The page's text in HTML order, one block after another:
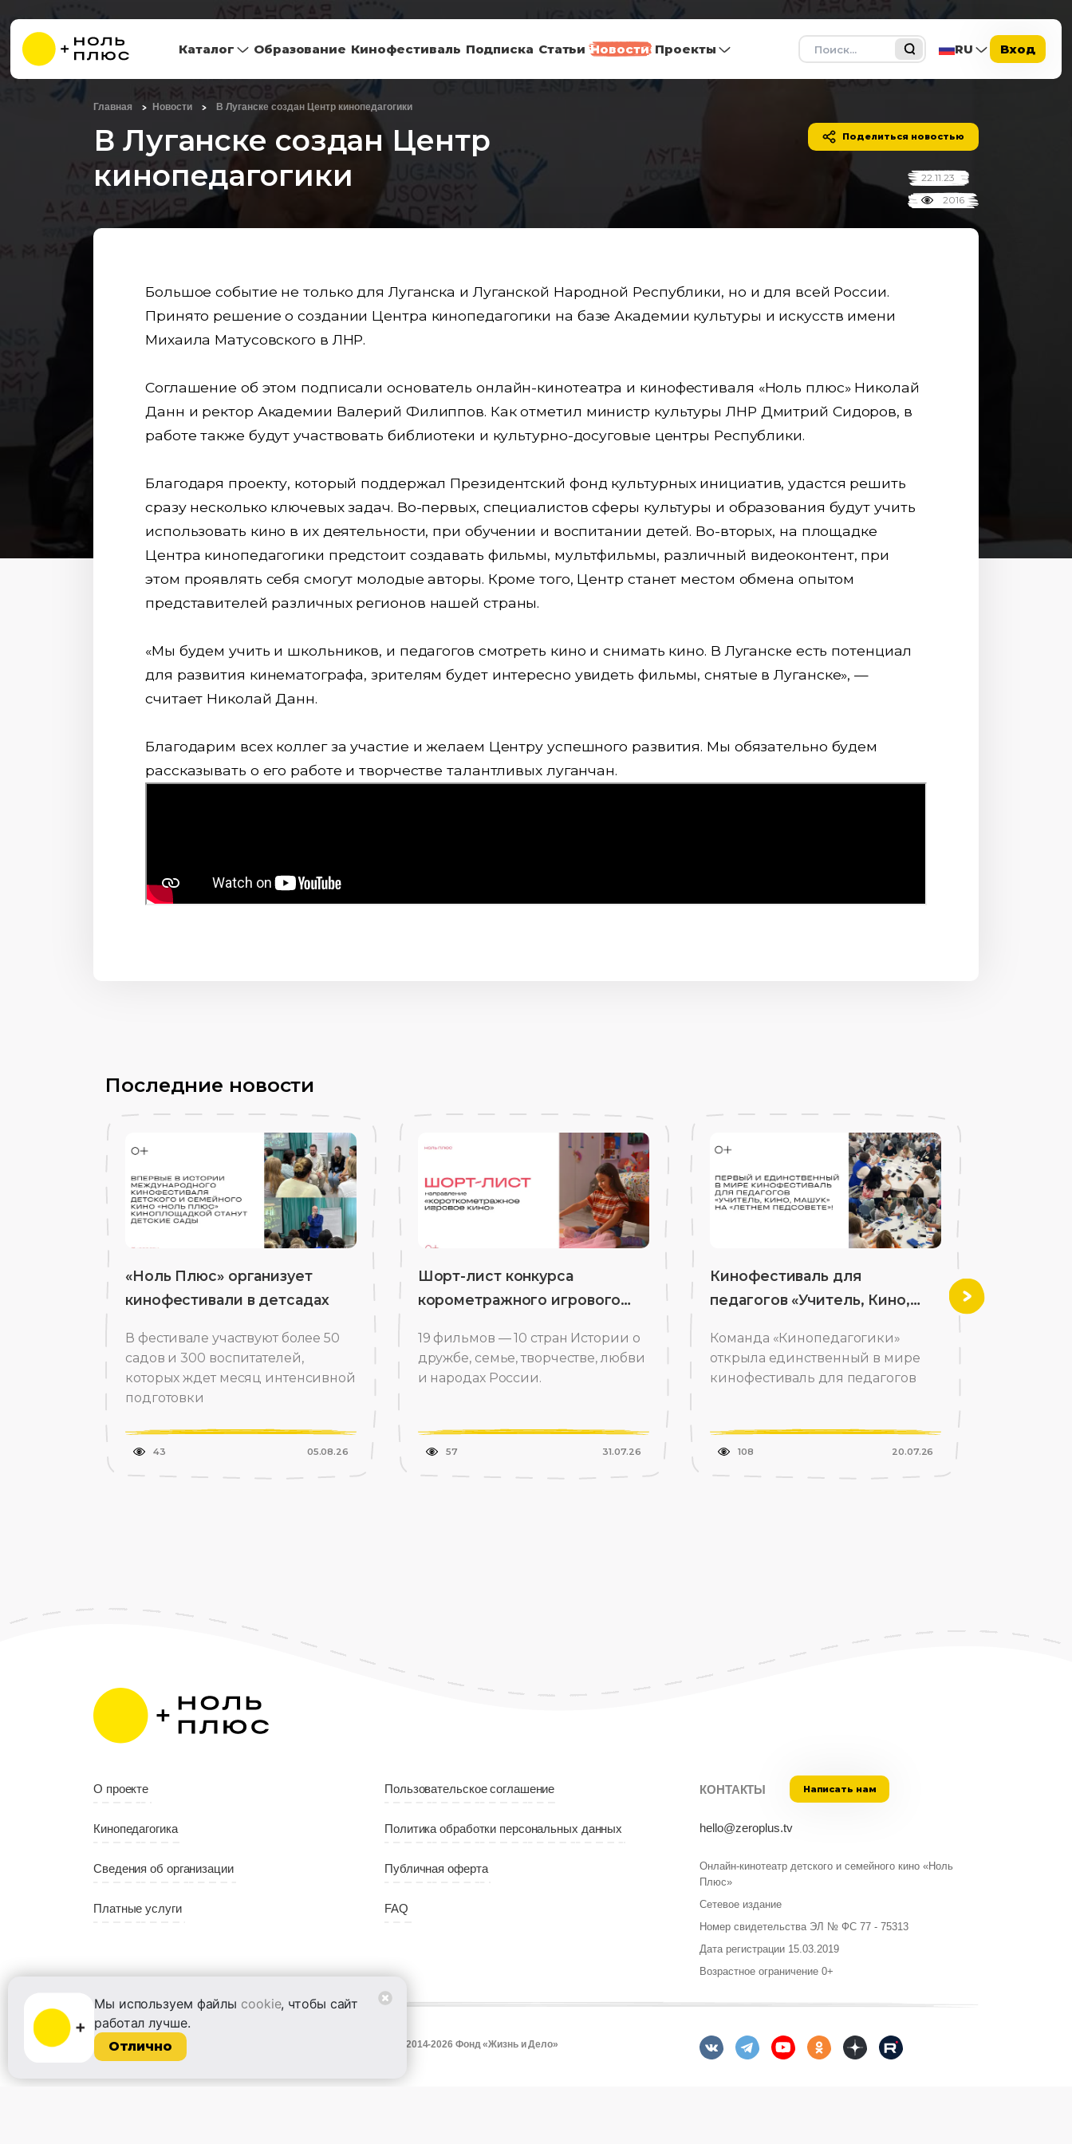
Мы используем файлы cookie, чтобы сайт
работал лучше.
Отлично
Каталог Образование Кинофестиваль Подписка Статьи Новости Проекты Поиск RU Вход
Главная Новости В Луганске создан Центр кинопедагогики
В Луганске создан Центр
кинопедагогики
Поделиться новостью
22.11.23
2016
Большое событие не только для Луганска и Луганской Народной Республики, но и для всей России.
Принято решение о создании Центра кинопедагогики на базе Академии культуры и искусств имени
Михаила Матусовского в ЛНР.
Соглашение об этом подписали основатель онлайн-кинотеатра и кинофестиваля «Ноль плюс» Николай
Данн и ректор Академии Валерий Филиппов. Как отметил министр культуры ЛНР Дмитрий Сидоров, в
работе также будут участвовать библиотеки и культурно-досуговые центры Республики.
Благодаря проекту, который поддержал Президентский фонд культурных инициатив, удастся решить
сразу несколько ключевых задач. Во-первых, специалистов сферы культуры и образования будут учить
использовать кино в их деятельности, при обучении и воспитании детей. Во-вторых, на площадке
Центра кинопедагогики предстоит создавать фильмы, мультфильмы, различный видеоконтент, при
этом проявлять себя смогут молодые авторы. Кроме того, Центр станет местом обмена опытом
представителей различных регионов нашей страны.
«Мы будем учить и школьников, и педагогов смотреть кино и снимать кино. В Луганске есть потенциал
для развития кинематографа, зрителям будет интересно увидеть фильмы, снятые в Луганске», —
считает Николай Данн.
Благодарим всех коллег за участие и желаем Центру успешного развития. Мы обязательно будем
рассказывать о его работе и творчестве талантливых луганчан.
Последние новости
«Ноль Плюс» организует
кинофестивали в детсадах
В фестивале участвуют более 50
садов и 300 воспитателей,
которых ждет месяц интенсивной
подготовки
43 05.08.26
Шорт-лист конкурса
корометражного игрового
19 фильмов — 10 стран Истории о
дружбе, семье, творчестве, любви
и народах России.
57 31.07.26
Кинофестиваль для
педагогов «Учитель, Кино,
Команда «Кинопедагогики»
открыла единственный в мире
кинофестиваль для педагогов
108 20.07.26
Вперед
О проекте Пользовательское соглашение
Кинопедагогика Политика обработки персональных данных
Сведения об организации Публичная оферта
Платные услуги FAQ
КОНТАКТЫ Написать нам
hello@zeroplus.tv
Онлайн-кинотеатр детского и семейного кино «Ноль
Плюс»
Сетевое издание
Номер свидетельства ЭЛ № ФС 77 - 75313
Дата регистрации 15.03.2019
Возрастное ограничение 0+
ООО «Институт развития кино и медиа»
Лицензия на образовательную деятельность
№ Л035-01215-72/00614094 от 30 августа
© 2014-2026 Фонд «Жизнь и Дело»